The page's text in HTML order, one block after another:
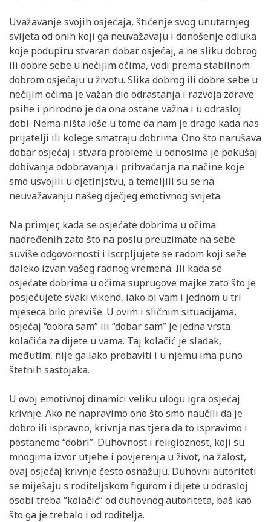
Uvažavanje svojih osjećaja, štićenje svog unutarnjeg
svijeta od onih koji ga neuvažavaju i donošenje odluka
koje podupiru stvaran dobar osjećaj, a ne sliku dobrog
ili dobre sebe u nečijim očima, vodi prema stabilnom
dobrom osjećaju u životu. Slika dobrog ili dobre sebe u
nečijim očima je važan dio odrastanja i razvoja zdrave
psihe i prirodno je da ona ostane važna i u odrasloj
dobi. Nema ništa loše u tome da nam je drago kada nas
prijatelji ili kolege smatraju dobrima. Ono što narušava
dobar osjećaj i stvara probleme u odnosima je pokušaj
dobivanja odobravanja i prihvaćanja na načine koje
smo usvojili u djetinjstvu, a temeljili su se na
neuvažavanju našeg dječjeg emotivnog svijeta.
Na primjer, kada se osjećate dobrima u očima
nadređenih zato što na poslu preuzimate na sebe
suviše odgovornosti i iscrpljujete se radom koji seže
daleko izvan vašeg radnog vremena. Ili kada se
osjećate dobrima u očima suprugove majke zato što je
posjećujete svaki vikend, iako bi vam i jednom u tri
mjeseca bilo previše. U ovim i sličnim situacijama,
osjećaj “dobra sam” ili “dobar sam” je jedna vrsta
kolačića za dijete u vama. Taj kolačić je sladak,
međutim, nije ga lako probaviti i u njemu ima puno
štetnih sastojaka.
U ovoj emotivnoj dinamici veliku ulogu igra osjećaj
krivnje. Ako ne napravimo ono što smo naučili da je
dobro ili ispravno, krivnja nas tjera da to ispravimo i
postanemo “dobri”. Duhovnost i religioznost, koji su
mnogima izvor utjehe i povjerenja u život, na žalost,
ovaj osjećaj krivnje često osnažuju. Duhovni autoriteti
se miješaju s roditeljskom figurom i dijete u odrasloj
osobi treba “kolačić” od duhovnog autoriteta, baš kao
što ga je trebalo i od roditelja.